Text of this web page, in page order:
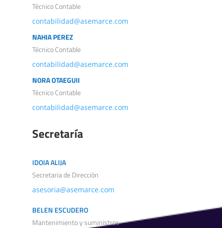
Técnico Contable
contabilidad@asemarce.com
NAHIA PEREZ
Técnico Contable
contabilidad@asemarce.com
NORA OTAEGUII
Técnico Contable
contabilidad@asemarce.com
Secretaría
IDOIA ALIJA
Secretaria de Dirección
asesoria@asemarce.com
BELEN ESCUDERO
Mantenimiento y suministros